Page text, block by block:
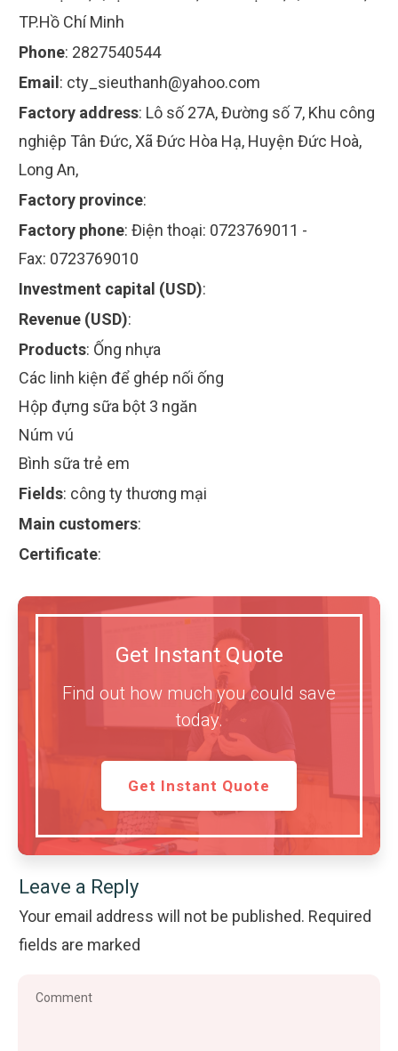
TP.Hồ Chí Minh
Phone: 2827540544
Email : cty_sieuthanh@yahoo.com
Factory address: Lô số 27A, Đường số 7, Khu công
nghiệp Tân Đức, Xã Đức Hòa Hạ, Huyện Đức Hoà,
Long An,
Factory province:
Factory phone: Điện thoại: 0723769011 -
Fax: 0723769010
Investment capital (USD):
Revenue (USD):
Products: Ống nhựa
Các linh kiện để ghép nối ống
Hộp đựng sữa bột 3 ngăn
Núm vú
Bình sữa trẻ em
Fields: công ty thương mại
Main customers:
Certificate:
Get Instant Quote
Find out how much you could save
today.
Get Instant Quote
Leave a Reply
Your email address will not be published. Required
fields are marked